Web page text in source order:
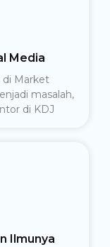
Media
di Market
masalah,
di KDJ
Ilmunya